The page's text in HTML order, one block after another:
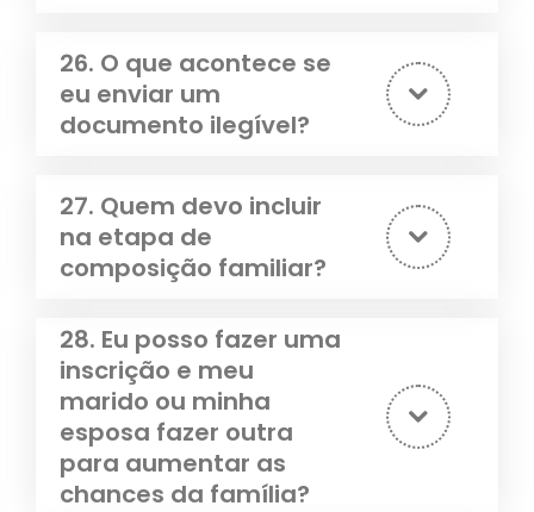
26. O que acontece se
eu enviar um
documento ilegível?
27. Quem devo incluir
na etapa de
composição familiar?
28. Eu posso fazer uma
inscrição e meu
marido ou minha
esposa fazer outra
para aumentar as
chances da família?